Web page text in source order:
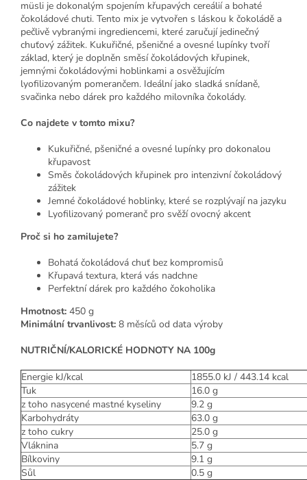
müsli je dokonalým spojením křupavých cereálií a bohaté
čokoládové chuti. Tento mix je vytvořen s láskou k čokoládě a
pečlivě vybranými ingrediencemi, které zaručují jedinečný
chuťový zážitek. Kukuřičné, pšeničné a ovesné lupínky tvoří
základ, který je doplněn směsí čokoládových křupinek,
jemnými čokoládovými hoblinkami a osvěžujícím
lyofilizovaným pomerančem. Ideální jako sladká snídaně,
svačinka nebo dárek pro každého milovníka čokolády.
Co najdete v tomto mixu?
Kukuřičné, pšeničné a ovesné lupínky pro dokonalou
křupavost
Směs čokoládových křupinek pro intenzivní čokoládový
zážitek
Jemné čokoládové hoblinky, které se rozplývají na jazyku
Lyofilizovaný pomeranč pro svěží ovocný akcent
Proč si ho zamilujete?
Bohatá čokoládová chuť bez kompromisů
Křupavá textura, která vás nadchne
Perfektní dárek pro každého čokoholika
Hmotnost: 450 g
Minimální trvanlivost: 8 měsíců od data výroby
NUTRIČNÍ/KALORICKÉ HODNOTY NA 100g
Energie kJ/kcal
1855.0 kJ / 443.14 kcal
Tuk
16.0 g
z toho nasycené mastné kyseliny
9.2 g
Karbohydráty
63.0 g
z toho cukry
25.0 g
Vláknina
5.7 g
Bílkoviny
9.1 g
Sůl
0.5 g